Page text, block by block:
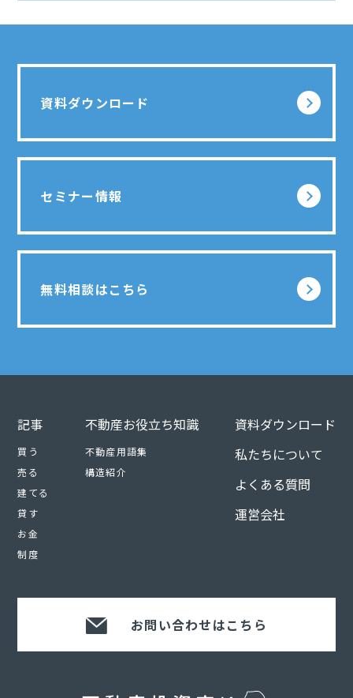
資料ダウンロード
セミナー情報
無料相談はこちら
記事
買う
売る
建てる
貸す
お金
制度
不動産お役立ち知識
不動産用語集
構造紹介
資料ダウンロード
私たちについて
よくある質問
運営会社
お問い合わせはこちら